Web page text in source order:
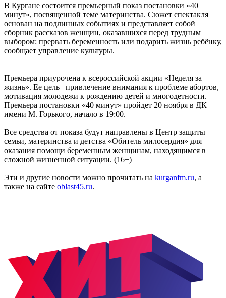
В Кургане состоится премьерный показ постановки «40
минут», посвященной теме материнства. Сюжет спектакля
основан на подлинных событиях и представляет собой
сборник рассказов женщин, оказавшихся перед трудным
выбором: прервать беременность или подарить жизнь ребёнку,
сообщает управление культуры.
Премьера приурочена к всероссийской акции «Неделя за
жизнь». Ее цель– привлечение внимания к проблеме абортов,
мотивация молодежи к рождению детей и многодетности.
Премьера постановки «40 минут» пройдет 20 ноября в ДК
имени М. Горького, начало в 19:00.
Все средства от показа будут направлены в Центр защиты
семьи, материнства и детства «Обитель милосердия» для
оказания помощи беременным женщинам, находящимся в
сложной жизненной ситуации. (16+)
Эти и другие новости можно прочитать на kurganfm.ru, а
также на сайте oblast45.ru.